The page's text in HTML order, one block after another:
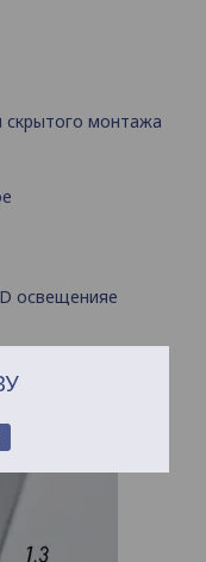
монтажа
освещенияе